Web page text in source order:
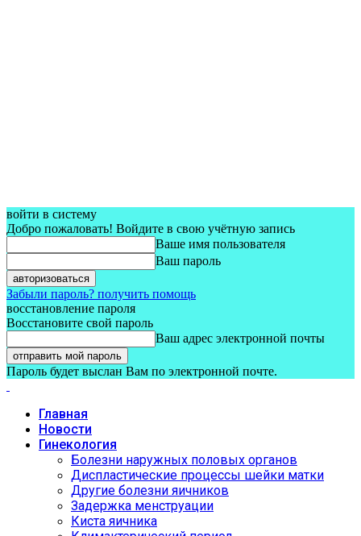
войти в систему
Добро пожаловать! Войдите в свою учётную запись
Ваше имя пользователя
Ваш пароль
Забыли пароль? получить помощь
восстановление пароля
Восстановите свой пароль
Ваш адрес электронной почты
Пароль будет выслан Вам по электронной почте.
Главная
Новости
Гинекология
Болезни наружных половых органов
Диспластические процессы шейки матки
Другие болезни яичников
Задержка менструации
Киста яичника